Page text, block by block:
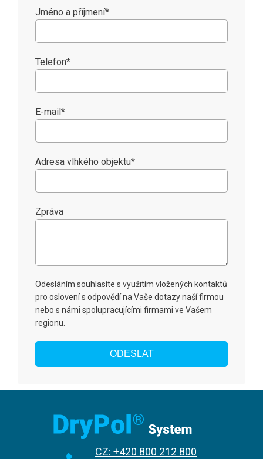
domu Vlašská 4 Praha
2048/55, Ústí nad Labem
IV/707, Zlín
s.r.o., Praha
Strmilov
Lipník nad Bečvou
Jméno a příjmení*
Telefon*
E-mail *
Adresa vlhkého objektu*
Zpráva
Odesláním souhlasíte s využitím vložených kontaktů
pro oslovení s odpovědí na Vaše dotazy naší firmou
nebo s námi spolupracujícími firmami ve Vašem
regionu.
CZ: +420 800 212 800